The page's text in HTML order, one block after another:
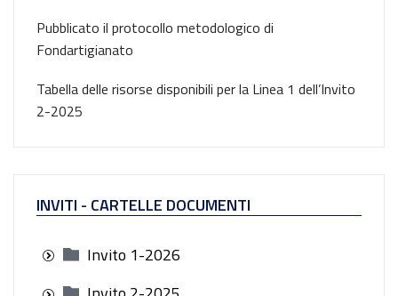
Pubblicato il protocollo metodologico di
Fondartigianato
Tabella delle risorse disponibili per la Linea 1 dell’Invito
2-2025
INVITI - CARTELLE DOCUMENTI
Invito 1-2026